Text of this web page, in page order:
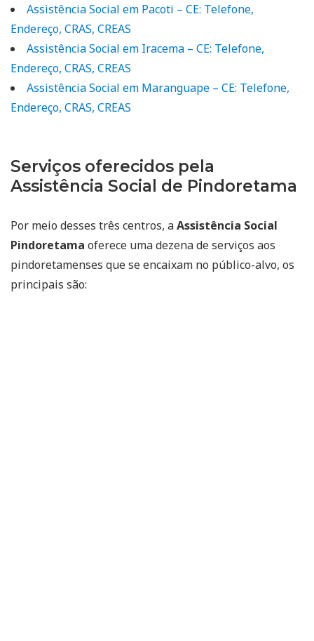
Assistência Social em Pacoti – CE: Telefone,
Endereço, CRAS, CREAS
Assistência Social em Iracema – CE: Telefone,
Endereço, CRAS, CREAS
Assistência Social em Maranguape – CE: Telefone,
Endereço, CRAS, CREAS
Serviços oferecidos pela
Assistência Social de Pindoretama
Por meio desses três centros, aAssistência Social
Pindoretama oferece uma dezena de serviços aos
pindoretamenses que se encaixam no público-alvo, os
principais são: